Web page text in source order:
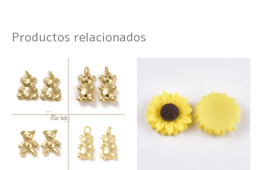
Productos relacionados
de
precios:
desde
$85
hasta
$90
Este
producto
tiene
múltiples
variantes.
Las
opciones